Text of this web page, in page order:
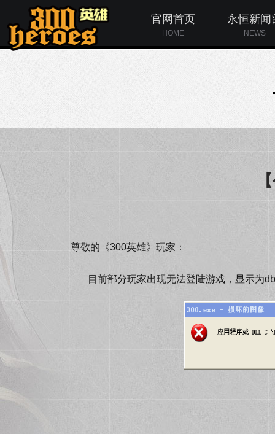
官网首页
HOME
永恒新闻
NEWS
尊敬的《300英雄》玩家：
目前部分玩家出现无法登陆游戏，显示为